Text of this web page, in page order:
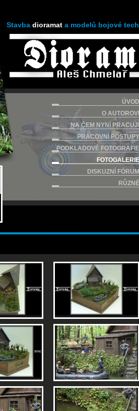
Stavba dioramat a modelů bojové
ÚVOD
O AUTOROVI
NA ČEM NYNÍ PRACUJI
PRACOVNÍ POSTUPY
PODKLADOVÉ FOTOGRAFIE
FOTOGALERIE
DISKUZNÍ FÓRUM
RŮZNÉ